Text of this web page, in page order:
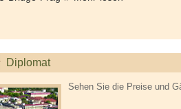
Diplomat
Sehen Sie die Preise und